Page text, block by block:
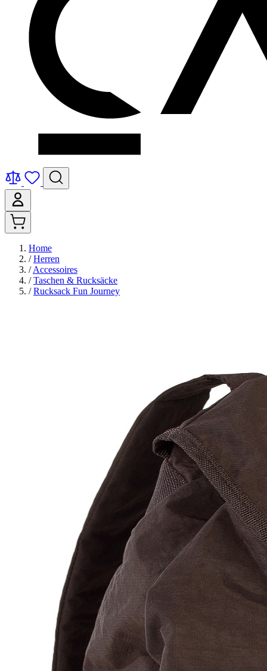
Home
/ Herren
/ Accessoires
/ Taschen & Rucksäcke
/ Rucksack Fun Journey